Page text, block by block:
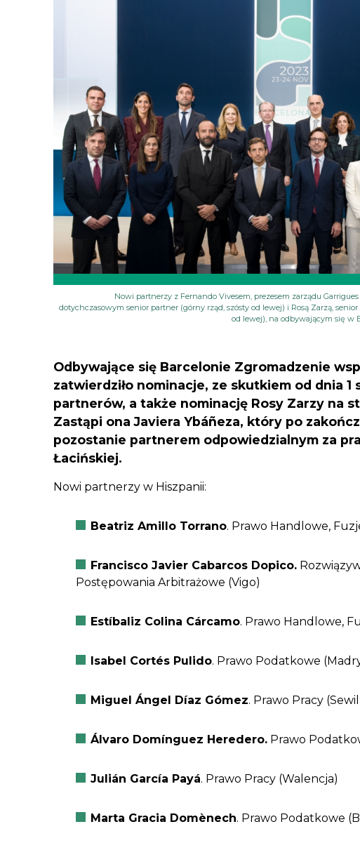
Nowi partnerzy z Fernando Vivesem, prezesem zarządu
dotychczasowym senior partner (górny rząd, szósty od lewej) i Rosą Zarzą,
od lewej), na odbywającym się w
Odbywające się Barcelonie Zgromadzenie
zatwierdziło nominacje, ze skutkiem od dnia 1
partnerów, a także nominację Rosy Zarzy na
Zastąpi ona Javiera Ybáñeza, który po
pozostanie partnerem odpowiedzialnym za
Łacińskiej.
Nowi partnerzy w Hiszpanii:
Beatriz Amillo Torrano. Prawo Handlowe,
Francisco Javier Cabarcos Dopico.
Postępowania Arbitrażowe (Vigo)
Estíbaliz Colina Cárcamo. Prawo Handlowe,
Isabel Cortés Pulido. Prawo Podatkowe
Miguel Ángel Díaz Gómez. Prawo Pracy
Álvaro Domínguez Heredero. Prawo
Julián García Payá. Prawo Pracy (Walencja)
Marta Gracia Domènech. Prawo Podatkowe